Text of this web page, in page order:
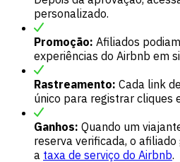
personalizado.
Promoção: Afiliados
experiências do Airbnb em
Rastreamento: Cada link
único para registrar cliques
Ganhos: Quando um
reserva verificada, o
a taxa de serviço do Airbnb.